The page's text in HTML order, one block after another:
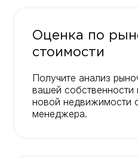
Оценка по
стоимости
Получите анализ
вашей
новой недвижимости
менеджера.